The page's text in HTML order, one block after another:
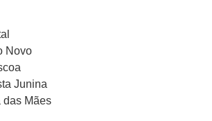
Novo
Junina
das Mães